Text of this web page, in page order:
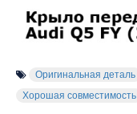
Оригинальная деталь
Хорошая совместимость